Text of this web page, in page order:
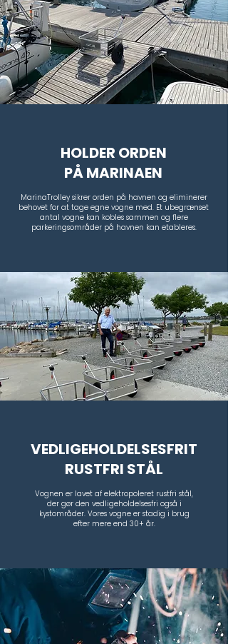
HOLDER ORDEN
PÅ MARINAEN
MarinaTrolley sikrer orden på havnen og eliminerer
behovet for at tage egne vogne med. Et ubegrænset
antal vogne kan kobles sammen og flere
parkeringsområder på havnen kan etableres.
VEDLIGEHOLDELSESFRIT
RUSTFRI STÅL
Vognen er lavet af elektropoleret rustfri stål,
der gør den vedligeholdelsesfri også i
kystområder. Vores vogne er stadig i brug
efter mere end 30+ år.